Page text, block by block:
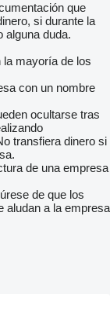
que
si durante la
alguna duda.
la mayoría de los
con un nombre
ocultarse tras
transfiera dinero si
de una empresa
de que los
aludan a la empresa